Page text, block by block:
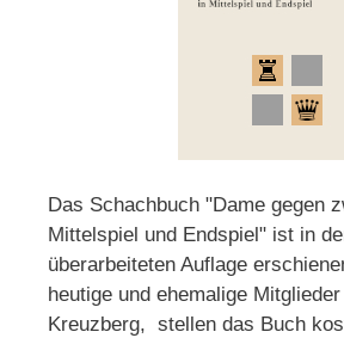
Das Schachbuch "Dame gegen
Mittelspiel und Endspiel" ist in
überarbeiteten Auflage
heutige und ehemalige
Kreuzberg, stellen das Buch